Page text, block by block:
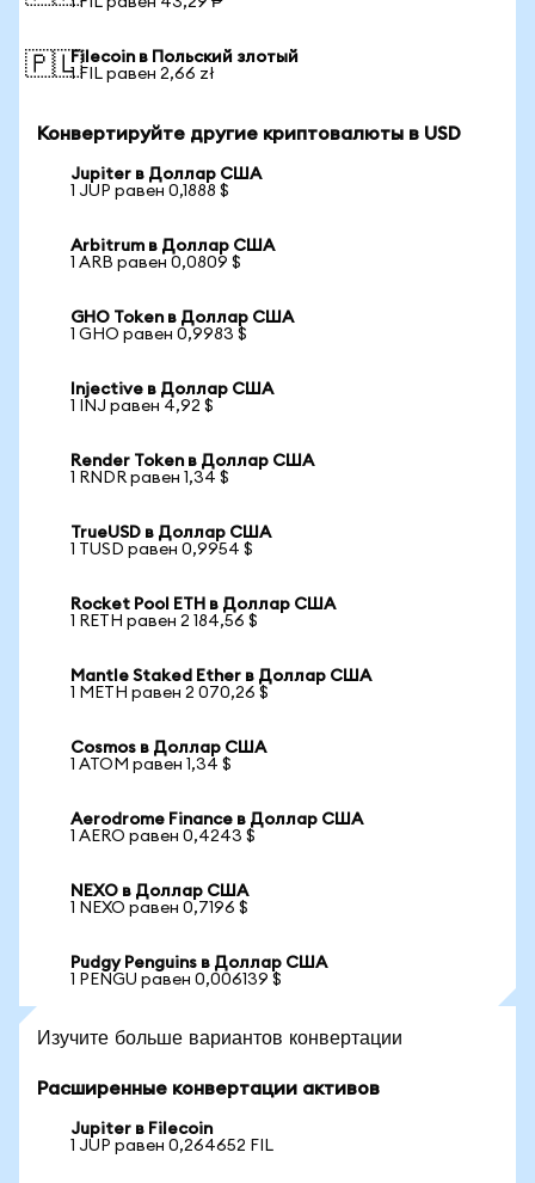
🇵🇱Filecoin в Польский злотый
1 FIL равен 2,66 zł
Конвертируйте другие криптовалюты в USD
Jupiter в Доллар США
1 JUP равен 0,1888 $
Arbitrum в Доллар США
1 ARB равен 0,0809 $
GHO Token в Доллар США
1 GHO равен 0,9983 $
Injective в Доллар США
1 INJ равен 4,92 $
Render Token в Доллар США
1 RNDR равен 1,34 $
TrueUSD в Доллар США
1 TUSD равен 0,9954 $
Rocket Pool ETH в Доллар США
1 RETH равен 2 184,56 $
Mantle Staked Ether в Доллар США
1 METH равен 2 070,26 $
Cosmos в Доллар США
1 ATOM равен 1,34 $
Aerodrome Finance в Доллар США
1 AERO равен 0,4243 $
NEXO в Доллар США
1 NEXO равен 0,7196 $
Pudgy Penguins в Доллар США
1 PENGU равен 0,006139 $
Изучите больше вариантов конвертации
Расширенные конвертации активов
Jupiter в Filecoin
1 JUP равен 0,264652 FIL